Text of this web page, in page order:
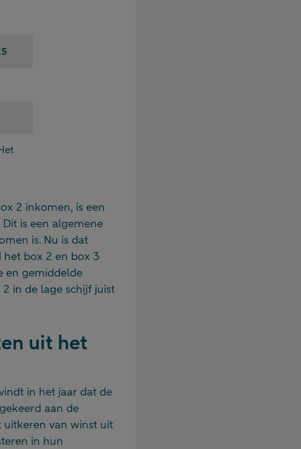
2 inkomen, is een
is een algemene
is. Nu is dat
box 2 en box 3
en gemiddelde
in de lage schijf juist
uit het
in het jaar dat de
aan de
uitkeren van winst uit
in hun